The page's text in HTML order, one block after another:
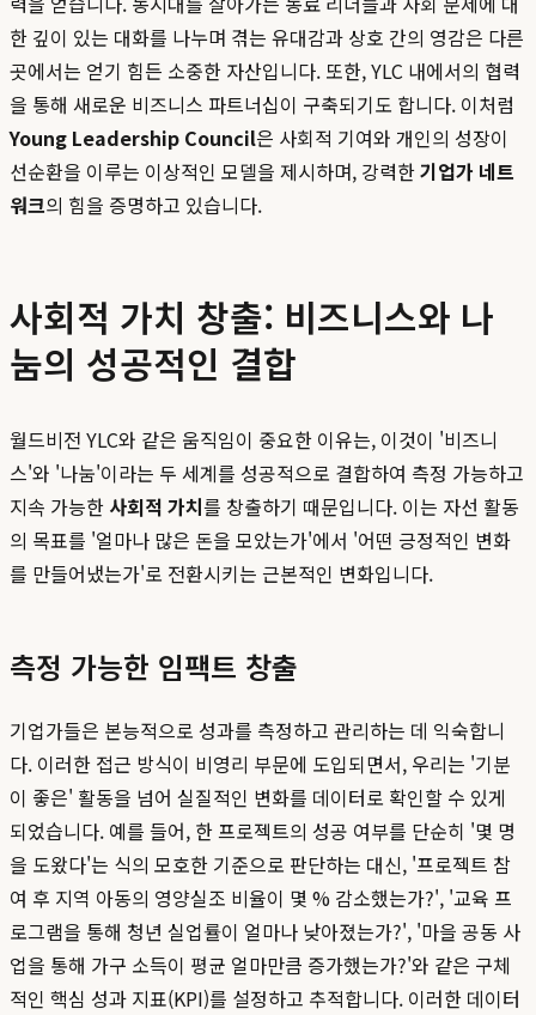
한 깊이 있는 대화를 나누며 겪는 유대감과 상호 간의 영감은 다른
곳에서는 얻기 힘든 소중한 자산입니다. 또한, YLC 내에서의 협력
을 통해 새로운 비즈니스 파트너십이 구축되기도 합니다. 이처럼
Young Leadership Council은 사회적 기여와 개인의 성장이
선순환을 이루는 이상적인 모델을 제시하며, 강력한기업가 네트
워크의 힘을 증명하고 있습니다.
사회적 가치 창출: 비즈니스와 나
눔의 성공적인 결합
월드비전 YLC와 같은 움직임이 중요한 이유는, 이것이 '비즈니
스'와 '나눔'이라는 두 세계를 성공적으로 결합하여 측정 가능하고
지속 가능한 사회적 가치를 창출하기 때문입니다. 이는 자선 활동
의 목표를 '얼마나 많은 돈을 모았는가'에서 '어떤 긍정적인 변화
를 만들어냈는가'로 전환시키는 근본적인 변화입니다.
측정 가능한 임팩트 창출
기업가들은 본능적으로 성과를 측정하고 관리하는 데 익숙합니
다. 이러한 접근 방식이 비영리 부문에 도입되면서, 우리는 '기분
이 좋은' 활동을 넘어 실질적인 변화를 데이터로 확인할 수 있게
되었습니다. 예를 들어, 한 프로젝트의 성공 여부를 단순히 '몇 명
을 도왔다'는 식의 모호한 기준으로 판단하는 대신, '프로젝트 참
여 후 지역 아동의 영양실조 비율이 몇 % 감소했는가?', '교육 프
로그램을 통해 청년 실업률이 얼마나 낮아졌는가?', '마을 공동 사
업을 통해 가구 소득이 평균 얼마만큼 증가했는가?'와 같은 구체
적인 핵심 성과 지표(KPI)를 설정하고 추적합니다. 이러한 데이터